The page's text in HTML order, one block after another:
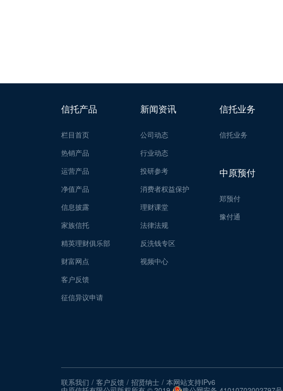
信托产品
栏目首页
热销产品
运营产品
净值产品
信息披露
家族信托
精英理财俱乐部
财富网点
客户反馈
征信异议申请
新闻资讯
公司动态
行业动态
投研参考
消费者权益保护
理财课堂
法律法规
反洗钱专区
视频中心
信托业务
信托业务
中原预付
郑预付
豫付通
联系我们 / 客户反馈 / 招贤纳士 / 本网站支持IPv6